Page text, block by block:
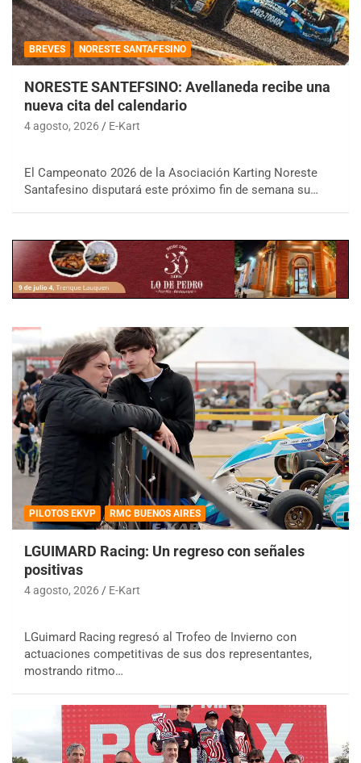
BREVES NORESTE SANTAFESINO
NORESTE SANTEFSINO: Avellaneda recibe una
nueva cita del calendario
4 agosto, 2026 E-Kart
El Campeonato 2026 de la Asociación Karting Noreste
Santafesino disputará este próximo fin de semana su…
PILOTOS EKVP RMC BUENOS AIRES
LGUIMARD Racing: Un regreso con señales
positivas
4 agosto, 2026 E-Kart
LGuimard Racing regresó al Trofeo de Invierno con
actuaciones competitivas de sus dos representantes,
mostrando ritmo…